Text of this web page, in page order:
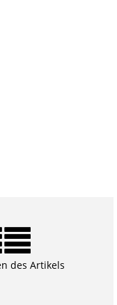
des Artikels